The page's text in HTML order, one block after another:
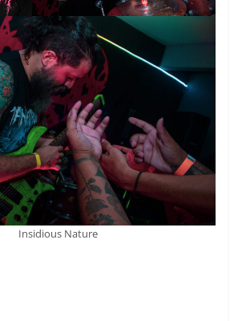
Insidious Nature